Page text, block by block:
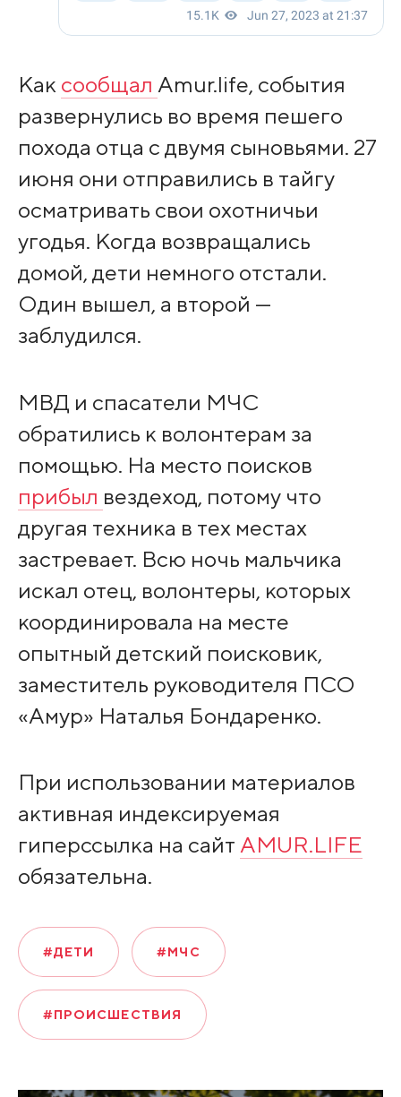
Как сообщал Amur.life, события
развернулись во время пешего
похода отца с двумя сыновьями. 27
июня они отправились в тайгу
осматривать свои охотничьи
угодья. Когда возвращались
домой, дети немного отстали.
Один вышел, а второй —
заблудился.
МВД и спасатели МЧС
обратились к волонтерам за
помощью. На место поисков
прибыл вездеход, потому что
другая техника в тех местах
застревает. Всю ночь мальчика
искал отец, волонтеры, которых
координировала на месте
опытный детский поисковик,
заместитель руководителя ПСО
«Амур» Наталья Бондаренко.
При использовании материалов
активная индексируемая
гиперссылка на сайт AMUR.LIFE
обязательна.
#ДЕТИ #МЧС
#ПРОИСШЕСТВИЯ